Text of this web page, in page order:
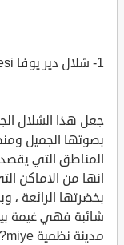
1- شلال دير يوفا Dereova ?elalesi
جعل هذا الشلال
بصوتها الجميل
المناطق التي
انها من الاماكن
بخضرتها الرائعة ،